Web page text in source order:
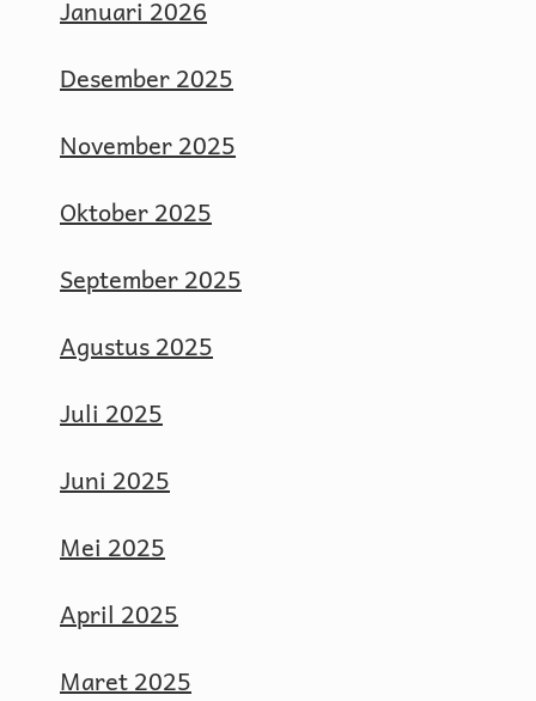
Januari 2026
Desember 2025
November 2025
Oktober 2025
September 2025
Agustus 2025
Juli 2025
Juni 2025
Mei 2025
April 2025
Maret 2025